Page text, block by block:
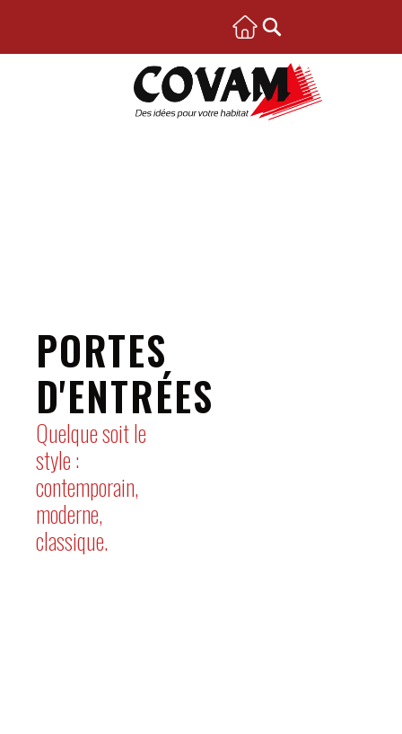
PORTES
D'ENTRÉES
Quelque soit le
style :
contemporain,
moderne,
classique.